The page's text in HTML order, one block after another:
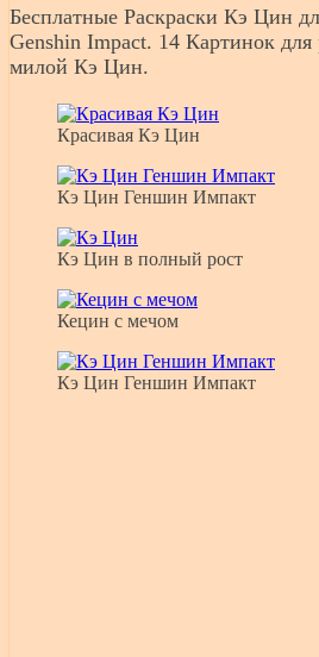
Бесплатные Раскраски Кэ Цин
Genshin Impact. 14 Картинок
милой Кэ Цин.
Красивая Кэ Цин
Кэ Цин Геншин Импакт
Кэ Цин в полный рост
Кецин с мечом
Кэ Цин Геншин Импакт